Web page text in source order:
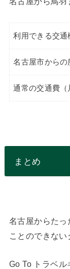
利用できる交通
名古屋市からの
通常の交通費（
まとめ
名古屋からたっ
ことのできな
Go To トラベ